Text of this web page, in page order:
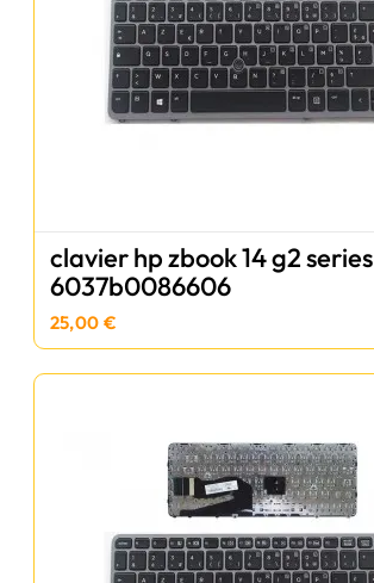
clavier hp zbook 14 g2 series
6037b0086606
25,00 €